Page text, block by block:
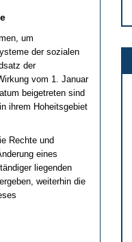
um
der sozialen
der
vom 1. Januar
beigetreten sind
ihrem Hoheitsgebiet
Rechte und
eines
liegenden
weiterhin die